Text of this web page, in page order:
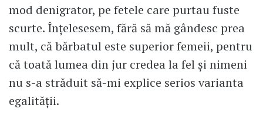
mod denigrator, pe fetele care purtau fuste
scurte. Înțelesesem, fără să mă gândesc prea
mult, că bărbatul este superior femeii, pentru
că toată lumea din jur credea la fel și nimeni
nu s-a străduit să-mi explice serios varianta
egalității.